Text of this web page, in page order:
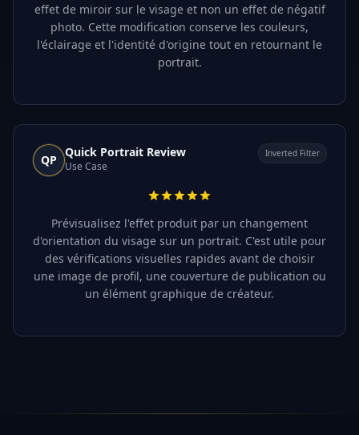
effet de miroir sur le visage et non un effet de négatif
photo. Cette modification conserve les couleurs,
l'éclairage et l'identité d'origine tout en retournant le
portrait.
QP
Quick Portrait Review
Use Case
Inverted Filter
Prévisualisez l'effet produit par un changement
d'orientation du visage sur un portrait. C'est utile pour
des vérifications visuelles rapides avant de choisir
une image de profil, une couverture de publication ou
un élément graphique de créateur.